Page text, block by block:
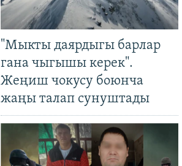
"Мыкты даярдыгы барлар
гана чыгышы керек".
Жеңиш чокусу боюнча
жаңы талап сунуштады